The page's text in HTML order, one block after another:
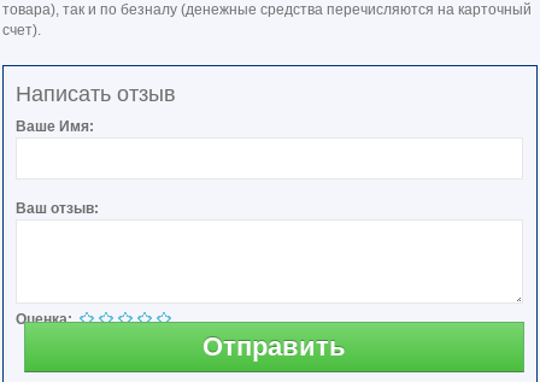
товара), так и по безналу (денежные средства перечисляются на карточный
счет).
Написать отзыв
Ваше Имя:
Ваш отзыв:
Оценка:
Отправить